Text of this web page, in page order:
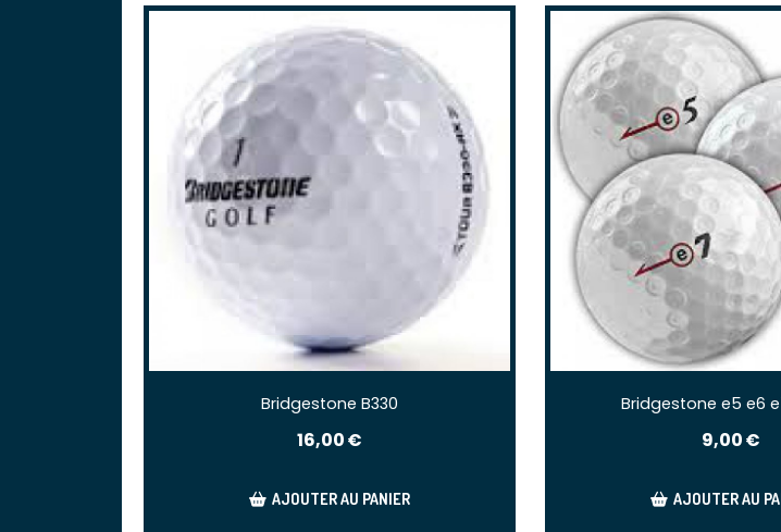
Bridgestone B330
16,00€
AJOUTER AU PANIER
Bridgestone e5 e6
9,00€
AJOUTER AU